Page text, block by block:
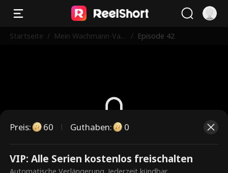
Startseite / Mein Wachmann-Vat
/ Episode 42
Dies ist eine kostenpflichtige
Episode. Bitte entsperren, um
Preis: 60 Guthaben: 0
VIP: Alle Serien kostenlos freischalten